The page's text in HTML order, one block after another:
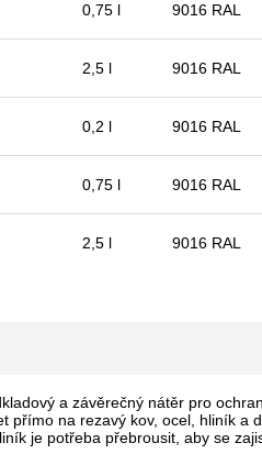
0,75 l 9016 RAL
2,5 l 9016 RAL
0,2 l 9016 RAL
0,75 l 9016 RAL
2,5 l 9016 RAL
a závěrečný nátěr pro
přímo na rezavý kov, ocel, hliník
je potřeba přebrousit, aby se